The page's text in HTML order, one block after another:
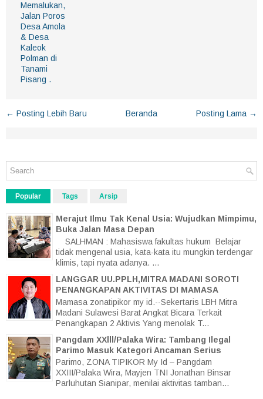
Memalukan,
Jalan Poros
Desa Amola
& Desa
Kaleok
Polman di
Tanami
Pisang .
← Posting Lebih Baru Posting Lama →
Beranda
Popular Tags Arsip
Merajut Ilmu Tak Kenal Usia: Wujudkan Mimpimu,
Buka Jalan Masa Depan
SALHMAN : Mahasiswa fakultas hukum Belajar
tidak mengenal usia, kata-kata itu mungkin terdengar
klimis, tapi nyata adanya. ...
LANGGAR UU.PPLH,MITRA MADANI SOROTI
PENANGKAPAN AKTIVITAS DI MAMASA
Mamasa zonatipikor my id.--Sekertaris LBH Mitra
Madani Sulawesi Barat Angkat Bicara Terkait
Penangkapan 2 Aktivis Yang menolak T...
Pangdam XXlll/Palaka Wira: Tambang Ilegal
Parimo Masuk Kategori Ancaman Serius
Parimo, ZONA TIPIKOR My Id – Pangdam
XXIII/Palaka Wira, Mayjen TNI Jonathan Binsar
Parluhutan Sianipar, menilai aktivitas tamban...